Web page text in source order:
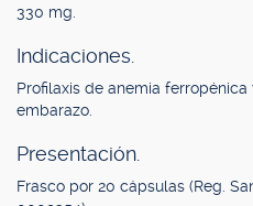
330 mg.
Indicaciones.
Profilaxis de anemia
embarazo.
Presentación.
Frasco por 20 cápsulas (Reg.